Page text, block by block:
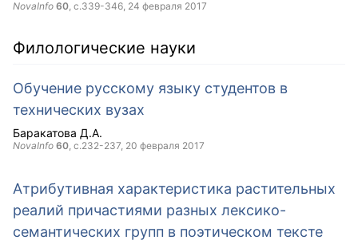
NovaInfo 60, с.339-346, 24 февраля 2017
Филологические науки
Обучение русскому языку студентов в
технических вузах
Баракатова Д.А.
NovaInfo 60, с.232-237, 20 февраля 2017
Атрибутивная характеристика растительных
реалий причастиями разных лексико-
семантических групп в поэтическом тексте